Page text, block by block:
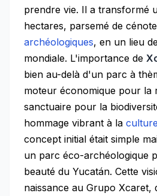
prendre vie. Il a transformé
hectares, parsemé de
archéologiques, en un lieu
mondiale. L'importance de
bien au-delà d'un parc à
moteur économique pour la
sanctuaire pour la
hommage vibrant à la
concept initial était simple
un parc éco-archéologique
beauté du Yucatán. Cette
naissance au Grupo Xcaret,